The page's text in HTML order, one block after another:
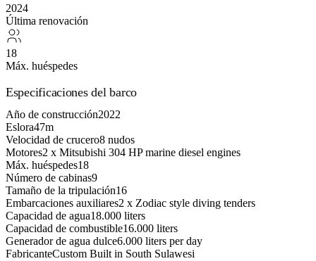
2024
Última renovación
18
Máx. huéspedes
Especificaciones del barco
Año de construcción2022
Eslora47m
Velocidad de crucero8 nudos
Motores2 x Mitsubishi 304 HP marine diesel engines
Máx. huéspedes18
Número de cabinas9
Tamaño de la tripulación16
Embarcaciones auxiliares2 x Zodiac style diving tenders
Capacidad de agua18.000 liters
Capacidad de combustible16.000 liters
Generador de agua dulce6.000 liters per day
FabricanteCustom Built in South Sulawesi